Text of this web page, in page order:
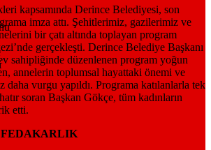
kapsamında Derince Belediyesi, son
imza attı. Şehitlerimiz, gazilerimiz ve
bir çatı altında toplayan program
gerçekleşti. Derince Belediye Başkanı
sahipliğinde düzenlenen program yoğun
annelerin toplumsal hayattaki önemi ve
daha vurgu yapıldı. Programa katılanlarla tek
soran Başkan Gökçe, tüm kadınların
etti.
FEDAKARLIK